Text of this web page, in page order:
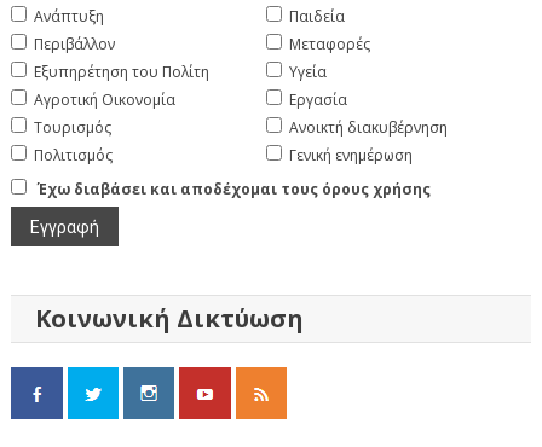
Ανάπτυξη
Περιβάλλον
Εξυπηρέτηση του Πολίτη
Αγροτική Οικονομία
Τουρισμός
Πολιτισμός
Παιδεία
Μεταφορές
Υγεία
Εργασία
Ανοικτή διακυβέρνηση
Γενική ενημέρωση
Έχω διαβάσει και αποδέχομαι τους όρους χρήσης
Κοινωνική Δικτύωση